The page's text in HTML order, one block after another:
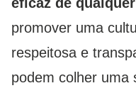
promover uma
respeitosa e
podem colher uma